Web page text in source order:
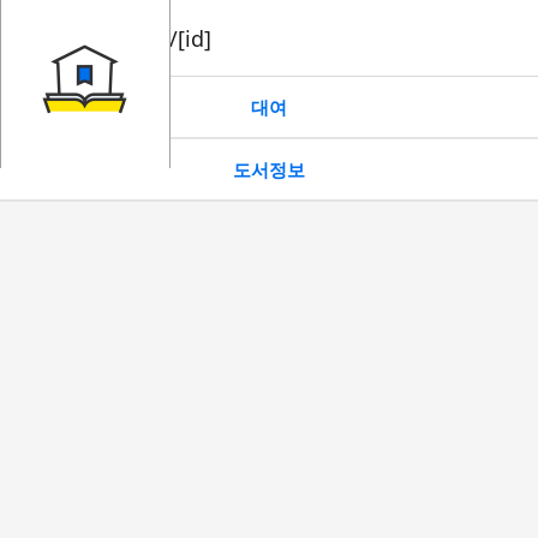
book/rent/[id]
대여
도서정보